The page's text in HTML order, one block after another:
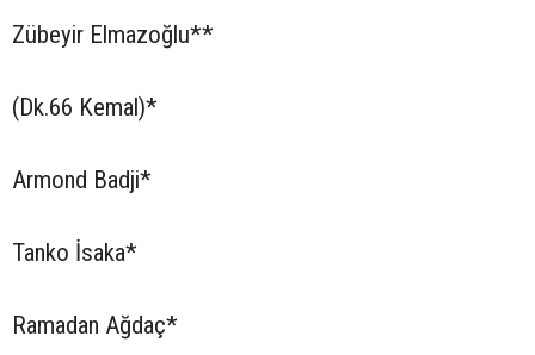
Zübeyir Elmazoğlu**
(Dk.66 Kemal)*
Armond Badji*
Tanko İsaka*
Ramadan Ağdaç*